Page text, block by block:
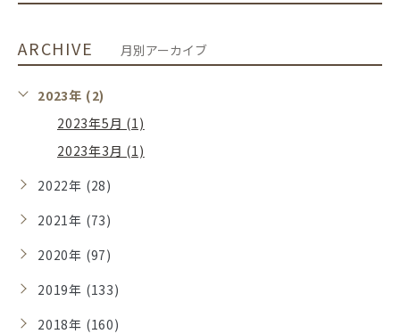
ARCHIVE 月別アーカイブ
2023年 (2)
2023年5月 (1)
2023年3月 (1)
2022年 (28)
2021年 (73)
2020年 (97)
2019年 (133)
2018年 (160)